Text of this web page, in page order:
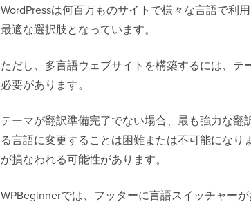
WordPressは何百万ものサイトで様々な言語で利
最適な選択肢となっています。
ただし、多言語ウェブサイトを構築するには、
必要があります。
テーマが翻訳準備完了でない場合、最も強力な
る言語に変更することは困難または不可能にな
が損なわれる可能性があります。
WPBeginnerでは、フッターに言語スイッチャー